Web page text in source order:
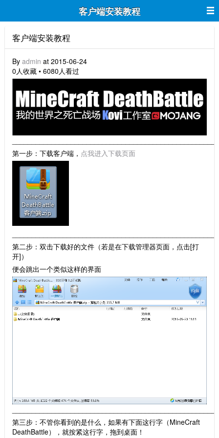
客户端安装教程
客户端安装教程
By admin at 2015-06-24
0人收藏 • 6080人看过
第一步：下载客户端， 点我进入下载页面
第二步：双击下载好的文件（若是在下载管理器页面，点击[打
开]）
便会跳出一个类似这样的界面
第三步：不管你看到的是什么，如果有下面这行字（MineCraft
DeathBattle），就按紧这行字，拖到桌面！